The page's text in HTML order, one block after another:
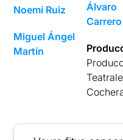
Noemí Ruiz
Miguel Ángel
Martín
Álvaro
Carrero